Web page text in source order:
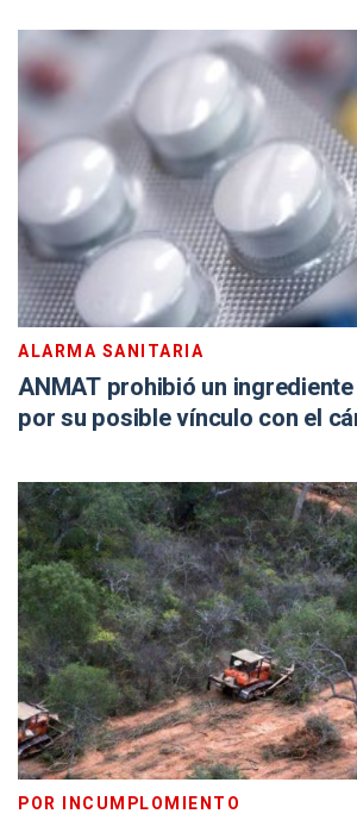
ALARMA SANITARIA
ANMAT prohibió un
por su posible vínculo con el
POR INCUMPLOMIENTO